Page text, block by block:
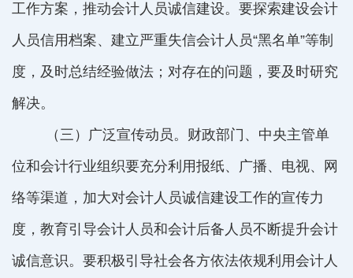
工作方案，推动会计人员诚信建设。要探索建设会计
人员信用档案、建立严重失信会计人员“黑名单”等制
度，及时总结经验做法；对存在的问题，要及时研究
解决。
（三）广泛宣传动员。财政部门、中央主管单
位和会计行业组织要充分利用报纸、广播、电视、网
络等渠道，加大对会计人员诚信建设工作的宣传力
度，教育引导会计人员和会计后备人员不断提升会计
诚信意识。要积极引导社会各方依法依规利用会计人